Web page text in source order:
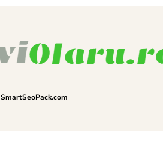
SmartSeoPack.com